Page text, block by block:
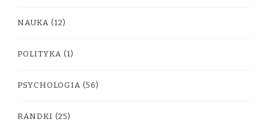
NAUKA (12)
POLITYKA (1)
PSYCHOLOGIA (56)
RANDKI (25)